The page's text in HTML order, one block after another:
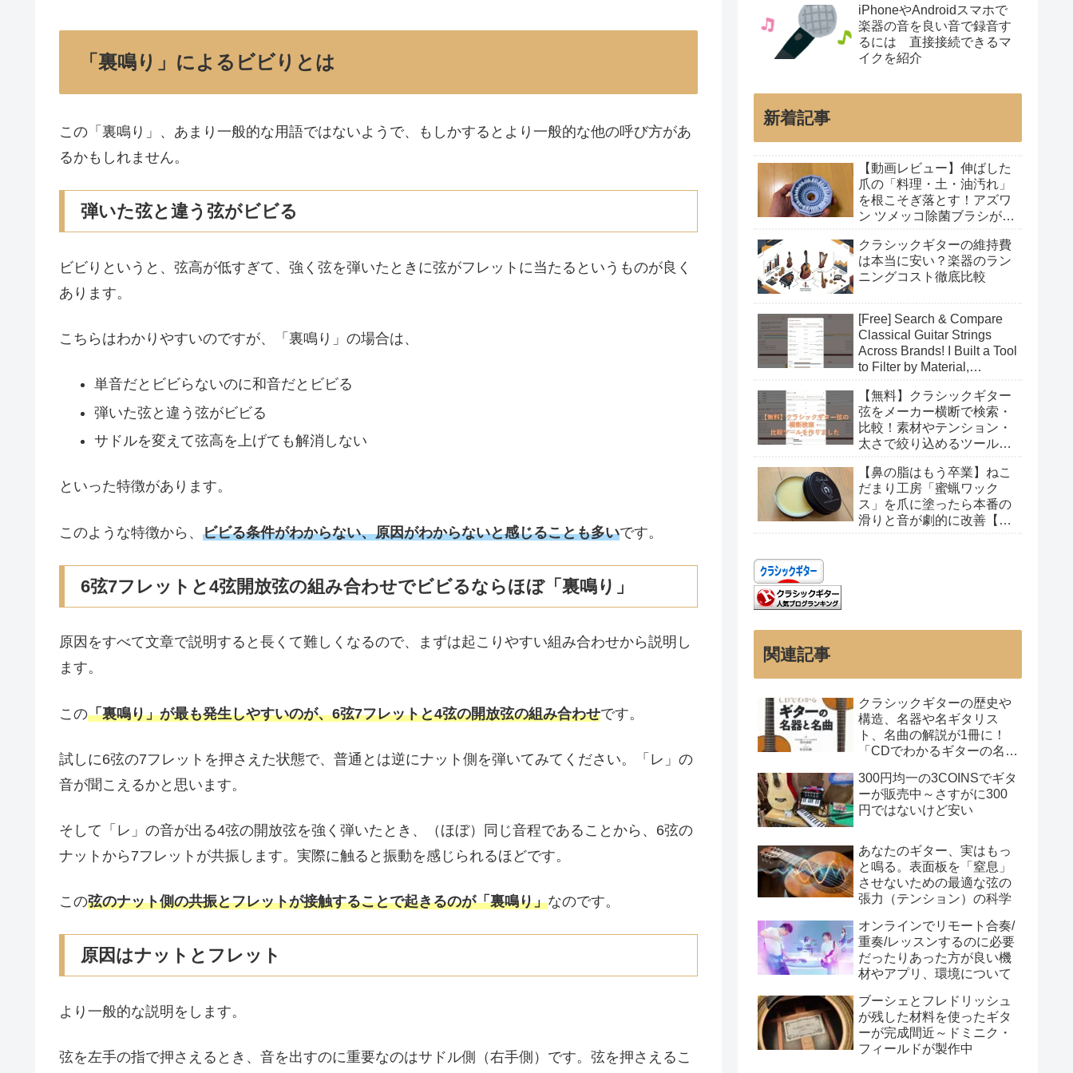
「裏鳴り」によるビビりとは
この「裏鳴り」、あまり一般的な用語ではないようで、もしかするとより一般的な他の呼び方があ
るかもしれません。
弾いた弦と違う弦がビビる
ビビりというと、弦高が低すぎて、強く弦を弾いたときに弦がフレットに当たるというものが良く
あります。
こちらはわかりやすいのですが、「裏鳴り」の場合は、
単音だとビビらないのに和音だとビビる
弾いた弦と違う弦がビビる
サドルを変えて弦高を上げても解消しない
といった特徴があります。
このような特徴から、 ビビる条件がわからない、原因がわからないと感じることも多いです。
6弦7フレットと4弦開放弦の組み合わせでビビるならほぼ「裏鳴り」
原因をすべて文章で説明すると長くて難しくなるので、まずは起こりやすい組み合わせから説明し
ます。
この「裏鳴り」が最も発生しやすいのが、6弦7フレットと4弦の開放弦の組み合わせです。
試しに6弦の7フレットを押さえた状態で、普通とは逆にナット側を弾いてみてください。「レ」の
音が聞こえるかと思います。
そして「レ」の音が出る4弦の開放弦を強く弾いたとき、（ほぼ）同じ音程であることから、6弦の
ナットから7フレットが共振します。実際に触ると振動を感じられるほどです。
この弦のナット側の共振とフレットが接触することで起きるのが「裏鳴り」なのです。
原因はナットとフレット
より一般的な説明をします。
弦を左手の指で押さえるとき、音を出すのに重要なのはサドル側（右手側）です。弦を押さえるこ
iPhoneやAndroidスマホで
楽器の音を良い音で録音す
るには 直接接続できるマ
イクを紹介
新着記事
【動画レビュー】伸ばした
爪の「料理・土・油汚れ」
を根こそぎ落とす！アズワ
ン ツメッコ除菌ブラシが凄
クラシックギターの維持費
は本当に安い？楽器のラン
ニングコスト徹底比較
[Free] Search & Compare
Classical Guitar Strings
Across Brands! I Built a Tool
to Filter by Material,
【無料】クラシックギター
弦をメーカー横断で検索・
比較！素材やテンション・
太さで絞り込めるツールを
【鼻の脂はもう卒業】ねこ
だまり工房「蜜蝋ワック
ス」を爪に塗ったら本番の
滑りと音が劇的に改善【レ
関連記事
クラシックギターの歴史や
構造、名器や名ギタリス
ト、名曲の解説が1冊に！
「CDでわかるギターの名器
の手引き書
300円均一の3COINSでギタ
ーが販売中～さすがに300
円ではないけど安い
あなたのギター、実はもっ
と鳴る。表面板を「窒息」
させないための最適な弦の
張力（テンション）の科学
オンラインでリモート合奏/
重奏/レッスンするのに必要
だったりあった方が良い機
材やアプリ、環境について
ブーシェとフレドリッシュ
が残した材料を使ったギタ
ーが完成間近～ドミニク・
フィールドが製作中